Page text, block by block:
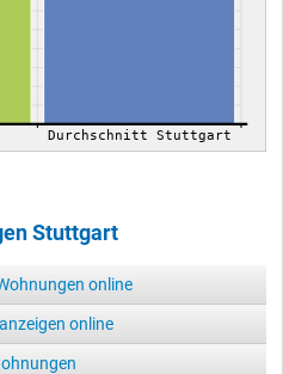
Durchschnitt Stuttgart
Stuttgart
online
online